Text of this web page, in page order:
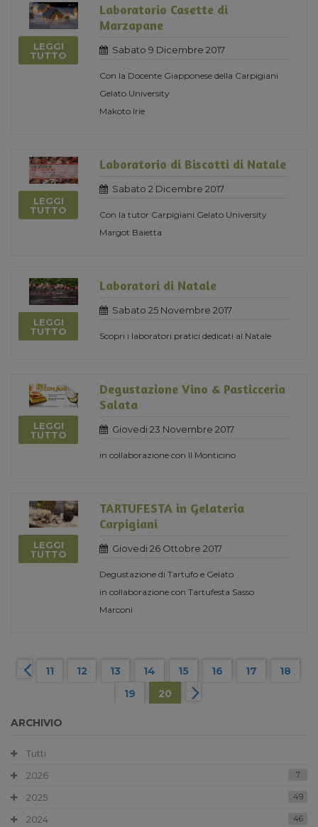
LEGGI
TUTTO
Laboratorio Casette di
Marzapane
Sabato 9 Dicembre 2017
Con la Docente Giapponese della Carpigiani
Gelato University
Makoto Irie
LEGGI
TUTTO
Laboratorio di Biscotti di Natale
Sabato 2 Dicembre 2017
Con la tutor Carpigiani Gelato University
Margot Baietta
LEGGI
TUTTO
Laboratori di Natale
Sabato 25 Novembre 2017
Scopri i laboratori pratici dedicati al Natale
LEGGI
TUTTO
Degustazione Vino & Pasticceria
Salata
Giovedi 23 Novembre 2017
in collaborazione con Il Monticino
LEGGI
TUTTO
TARTUFESTA in Gelateria
Carpigiani
Giovedi 26 Ottobre 2017
Degustazione di Tartufo e Gelato
in collaborazione con Tartufesta Sasso
Marconi
11 12 13 14 15 16 17
18
19
20
ARCHIVIO
Tutti
2026
7
2025 49
2024 46